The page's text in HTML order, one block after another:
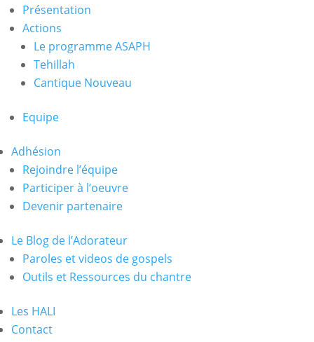
Présentation
Actions
Le programme ASAPH
Tehillah
Cantique Nouveau
Equipe
Adhésion
Rejoindre l’équipe
Participer à l’oeuvre
Devenir partenaire
Le Blog de l’Adorateur
Paroles et videos de gospels
Outils et Ressources du chantre
Les HALI
Contact